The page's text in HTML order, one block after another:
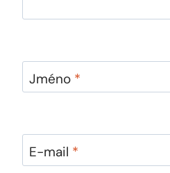
Jméno *
E-mail *